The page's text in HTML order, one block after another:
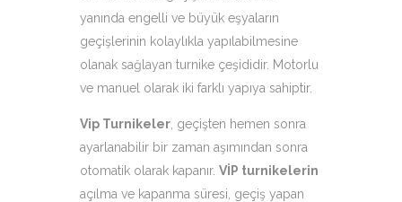
yanında engelli ve büyük eşyaların
geçişlerinin kolaylıkla yapılabilmesine
olanak sağlayan turnike çeşididir. Motorlu
ve manuel olarak iki farklı yapıya sahiptir.
Vip Turnikeler , geçişten hemen sonra
ayarlanabilir bir zaman aşımından sonra
otomatik olarak kapanır. VİP turnikelerin
açılma ve kapanma süresi, geçiş yapan